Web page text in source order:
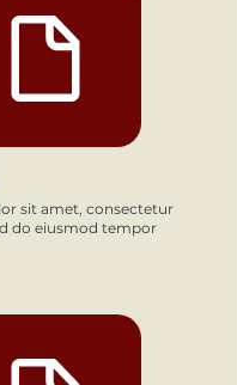
sit amet, consectetur
do eiusmod tempor